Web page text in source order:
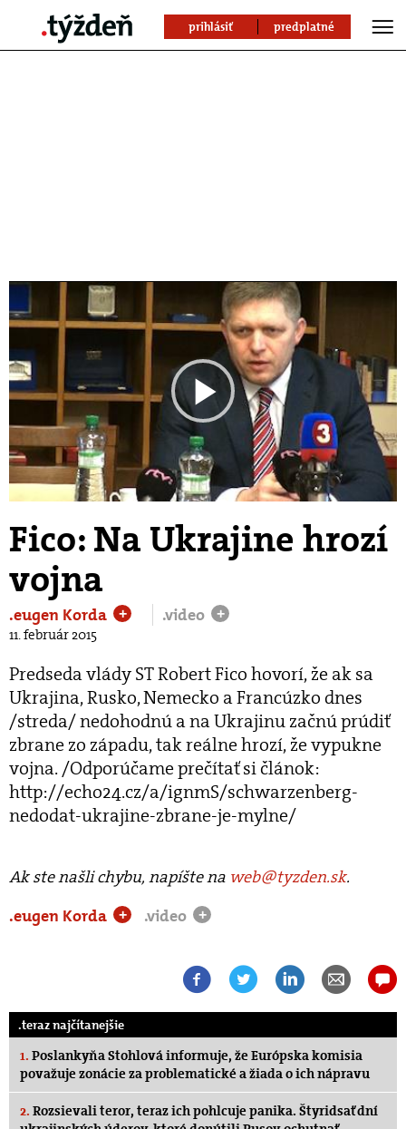
prihlásiť predplatné
Play
Video
Fico: Na Ukrajine hrozí
vojna
.eugen Korda + .video +
11. február 2015
Predseda vlády ST Robert Fico hovorí, že ak sa
Ukrajina, Rusko, Nemecko a Francúzko dnes
/streda/ nedohodnú a na Ukrajinu začnú prúdiť
zbrane zo západu, tak reálne hrozí, že vypukne
vojna. /Odporúčame prečítať si článok:
http://echo24.cz/a/ignmS/schwarzenberg-
nedodat-ukrajine-zbrane-je-mylne/
Ak ste našli chybu, napíšte na web@tyzden.sk.
.eugen Korda
+ .video +
.teraz najčítanejšie
1. Poslankyňa Stohlová informuje, že Európska komisia
považuje zonácie za problematické a žiada o ich nápravu
2. Rozsievali teror, teraz ich pohlcuje panika. Štyridsať dní